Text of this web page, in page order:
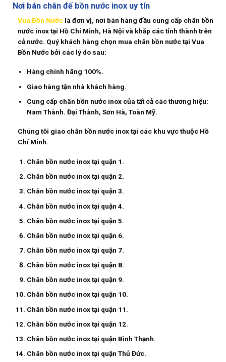
Nơi bán chân đế bồn nước inox uy tín
Vua Bồn Nước là đơn vị, nơi bán hàng đầu cung cấp chân bồn
nước inoxtại Hồ Chí Minh, Hà Nội và khắp các tỉnh thành trên
cả nước. Quý khách hàng chọn mua chân bồn nước tại Vua
Bồn Nước bởi các lý do sau:
Hàng chính hãng 100%.
Giao hàng tận nhà khách hàng.
Cung cấp chân bồn nước inox của tất cả các thương hiệu:
Nam Thành. Đại Thành, Sơn Hà, Toàn Mỹ.
Chúng tôi giao chân bồn nước inoxtại các khu vực thuộc Hồ
Chí Minh.
Chân bồn nước inox tại quận 1.
Chân bồn nước inox tại quận 2.
Chân bồn nước inox tại quận 3.
Chân bồn nước inox tại quận 4.
Chân bồn nước inox tại quận 5.
Chân bồn nước inox tại quận 6.
Chân bồn nước inox tại quận 7.
Chân bồn nước inox tại quận 8.
Chân bồn nước inox tại quận 9.
Chân bồn nước inox tại quận 10.
Chân bồn nước inox tại quận 11.
Chân bồn nước inox tại quận 12.
Chân bồn nước inox tại quận Bình Thạnh.
Chân bồn nước inox tại quận Thủ Đức.